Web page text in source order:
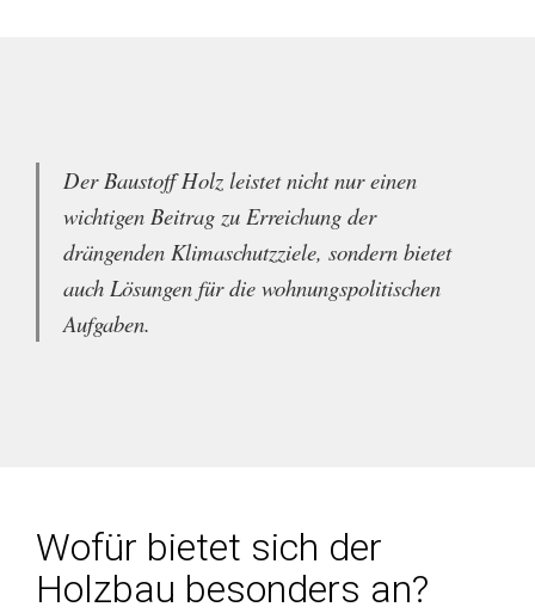
Der Baustoff Holz leistet nicht nur einen
wichtigen Beitrag zu Erreichung der
drängenden Klimaschutzziele, sondern bietet
auch Lösungen für die wohnungspolitischen
Aufgaben.
Wofür bietet sich der
Holzbau besonders an?